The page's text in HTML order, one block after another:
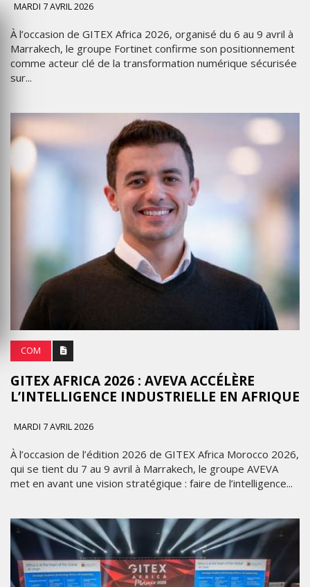
MARDI 7 AVRIL 2026
À l’occasion de GITEX Africa 2026, organisé du 6 au 9 avril à
Marrakech, le groupe Fortinet confirme son positionnement
comme acteur clé de la transformation numérique sécurisée
sur...
COM
GITEX AFRICA 2026 : AVEVA ACCÉLÈRE
L’INTELLIGENCE INDUSTRIELLE EN AFRIQUE
MARDI 7 AVRIL 2026
À l’occasion de l’édition 2026 de GITEX Africa Morocco 2026,
qui se tient du 7 au 9 avril à Marrakech, le groupe AVEVA
met en avant une vision stratégique : faire de l’intelligence...